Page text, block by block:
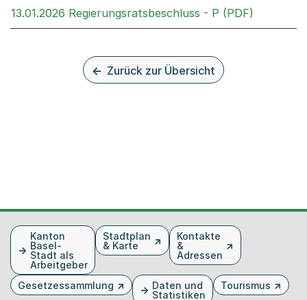
13.01.2026 Regierungsratsbeschluss - P (PDF)
Zurück zur Übersicht
FusszeileKanton
Basel-
Stadt als
Arbeitgeber
Stadtplan
& Karte
Kontakte
&
Adressen
Gesetzessammlung
Daten und
Statistiken
Tourismus